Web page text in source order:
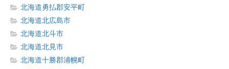
北海道勇払郡安平町
北海道北広島市
北海道北斗市
北海道北見市
北海道十勝郡浦幌町